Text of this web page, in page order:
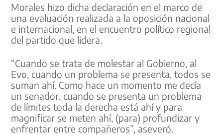
Morales hizo dicha declaración en el marco de
una evaluación realizada a la oposición nacional
e internacional, en el encuentro político regional
del partido que lidera.
“Cuando se trata de molestar al Gobierno, al
Evo, cuando un problema se presenta, todos se
suman ahí. Como hace un momento me decía
un senador, cuando se presenta un problema
de límites toda la derecha está ahí y para
magnificar se meten ahí, (para) profundizar y
enfrentar entre compañeros”, aseveró.